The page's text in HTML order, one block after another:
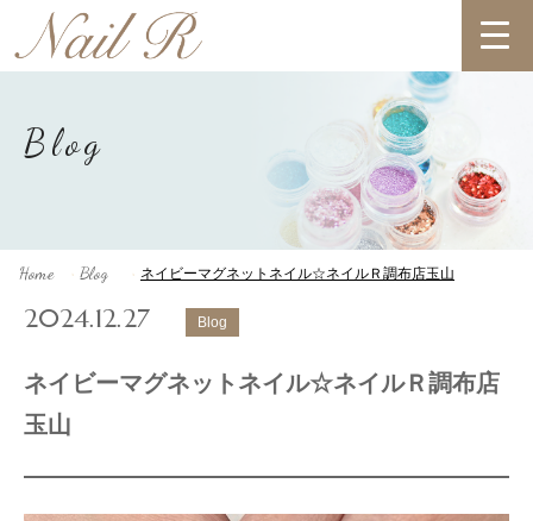
Blog
Home > Blog > ネイビーマグネットネイル☆ネイルＲ調布店玉山
2024.12.27 Blog
ネイビーマグネットネイル☆ネイルＲ調布店
玉山